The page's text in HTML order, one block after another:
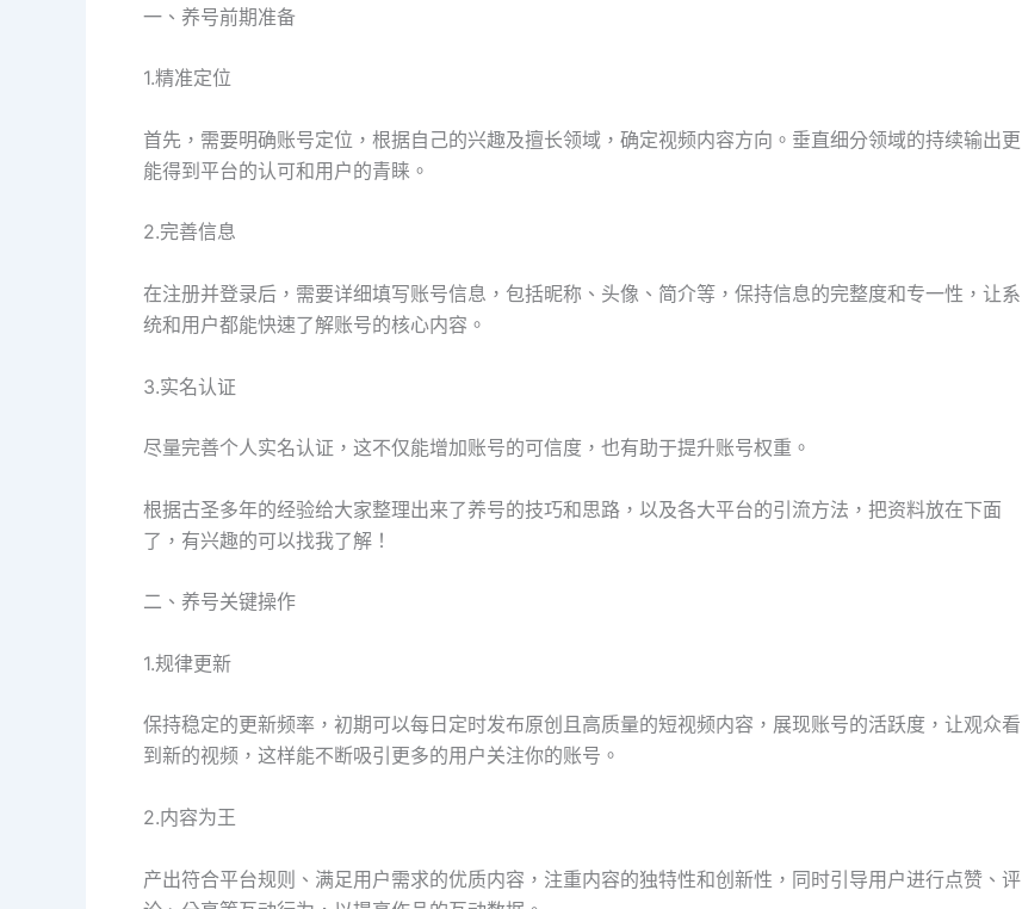
一、养号前期准备
1.精准定位
首先，需要明确账号定位，根据自己的兴趣及擅长领域，确定视频内容方向。垂直细分领域的持续输出更
能得到平台的认可和用户的青睐。
2.完善信息
在注册并登录后，需要详细填写账号信息，包括昵称、头像、简介等，保持信息的完整度和专一性，让系
统和用户都能快速了解账号的核心内容。
3.实名认证
尽量完善个人实名认证，这不仅能增加账号的可信度，也有助于提升账号权重。
根据古圣多年的经验给大家整理出来了养号的技巧和思路，以及各大平台的引流方法，把资料放在下面
了，有兴趣的可以找我了解！
二、养号关键操作
1.规律更新
保持稳定的更新频率，初期可以每日定时发布原创且高质量的短视频内容，展现账号的活跃度，让观众看
到新的视频，这样能不断吸引更多的用户关注你的账号。
2.内容为王
产出符合平台规则、满足用户需求的优质内容，注重内容的独特性和创新性，同时引导用户进行点赞、评